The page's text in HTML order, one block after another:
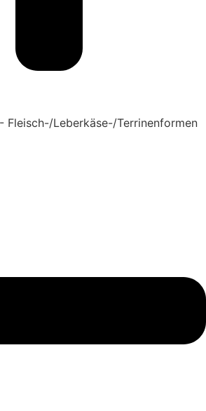
Fleisch-/Leberkäse-/Terrinenformen